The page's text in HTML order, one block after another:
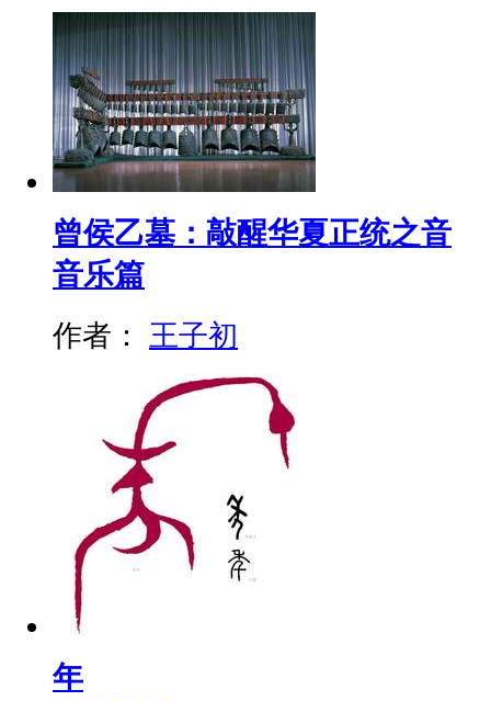
曾侯乙墓：敲醒华夏正统之音
音乐篇
作者： 王子初
年